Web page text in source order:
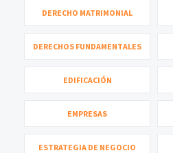
DERECHO MATRIMONIAL
DERECHOS FUNDAMENTALES
EDIFICACIÓN
EMPRESAS
ESTRATEGIA DE NEGOCIO